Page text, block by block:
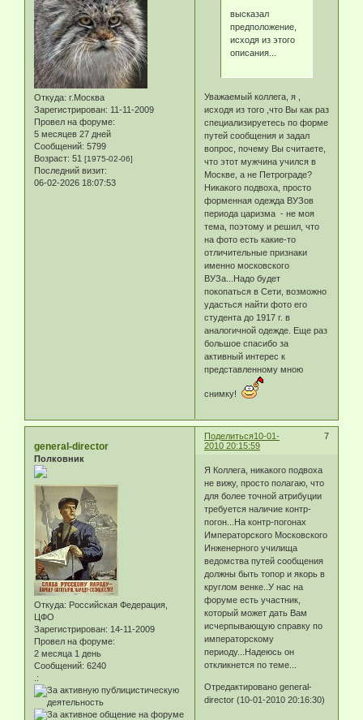
Откуда: г.Москва
Зарегистрирован: 11-11-2009
Провел на форуме:
5 месяцев 27 дней
Сообщений: 5799
Возраст: 51 [1975-02-06]
Последний визит:
06-02-2026 18:07:53
высказал
предположение,
исходя из этого
описания...
Уважаемый коллега, я ,
исходя из того ,что Вы как раз
специализируетесь по форме
путей сообщения и задал
вопрос, почему Вы считаете,
что этот мужчина учился в
Москве, а не Петрограде?
Никакого подвоха, просто
форменная одежда ВУЗов
периода царизма - не моя
тема, поэтому и решил, что
на фото есть какие-то
отличительные признаки
именно московского
ВУЗа...Надо будет
покопаться в Сети, возможно
удасться найти фото его
студента до 1917 г. в
аналогичной одежде. Еще раз
большое спасибо за
активный интерес к
представленному мною
снимку!
Поделиться 7
10-01-
2010 20:15:59
general-director
Полковник
Откуда: Российская Федерация,
ЦФО
Зарегистрирован: 14-11-2009
Провел на форуме:
2 месяца 1 день
Сообщений: 6240
.:
Я Коллега, никакого подвоха
не вижу, просто полагаю, что
для более точной атрибуции
требуется наличие контр-
погон...На контр-погонах
Императорского Московского
Инженерного училища
ведомства путей сообщения
должны быть топор и якорь в
круглом венке..У нас на
форуме есть участник,
который может дать Вам
исчерпывающую справку по
императорскому
периоду...Надеюсь он
откликнется по теме...
Отредактировано general-
director (10-01-2010 20:16:30)